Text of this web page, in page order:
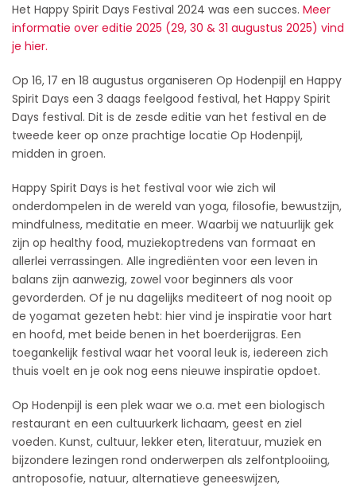
Het Happy Spirit Days Festival 2024 was een succes. Meer
informatie over editie 2025 (29, 30 & 31 augustus 2025) vind
je hier.
Op 16, 17 en 18 augustus organiseren Op Hodenpijl en Happy
Spirit Days een 3 daags feelgood festival, het Happy Spirit
Days festival. Dit is de zesde editie van het festival en de
tweede keer op onze prachtige locatie Op Hodenpijl,
midden in groen.
Happy Spirit Days is het festival voor wie zich wil
onderdompelen in de wereld van yoga, filosofie, bewustzijn,
mindfulness, meditatie en meer. Waarbij we natuurlijk gek
zijn op healthy food, muziekoptredens van formaat en
allerlei verrassingen. Alle ingrediënten voor een leven in
balans zijn aanwezig, zowel voor beginners als voor
gevorderden. Of je nu dagelijks mediteert of nog nooit op
de yogamat gezeten hebt: hier vind je inspiratie voor hart
en hoofd, met beide benen in het boerderijgras. Een
toegankelijk festival waar het vooral leuk is, iedereen zich
thuis voelt en je ook nog eens nieuwe inspiratie opdoet.
Op Hodenpijl is een plek waar we o.a. met een biologisch
restaurant en een cultuurkerk lichaam, geest en ziel
voeden. Kunst, cultuur, lekker eten, literatuur, muziek en
bijzondere lezingen rond onderwerpen als zelfontplooiing,
antroposofie, natuur, alternatieve geneeswijzen,